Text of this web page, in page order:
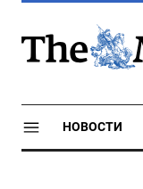
НОВОСТИ